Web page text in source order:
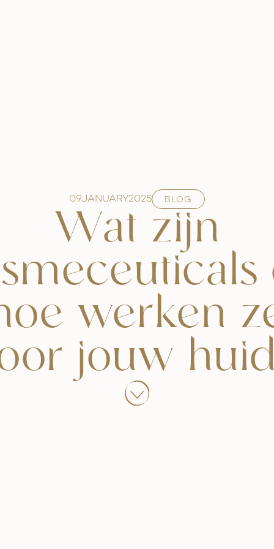
09JANUARY2025 BLOG
Wat zijn
werken
jouw